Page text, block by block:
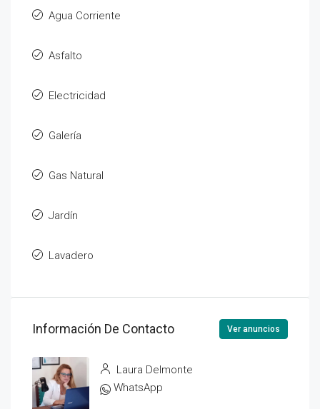
Agua Corriente
Asfalto
Electricidad
Galería
Gas Natural
Jardín
Lavadero
Información De Contacto Ver anuncios
Laura Delmonte
WhatsApp